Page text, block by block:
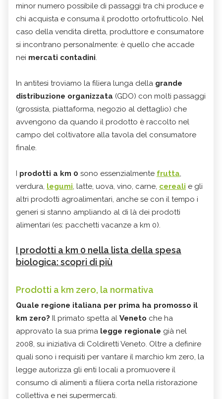
minor numero possibile di passaggi tra chi produce e
chi acquista e consuma il prodotto ortofrutticolo. Nel
caso della vendita diretta, produttore e consumatore
si incontrano personalmente: è quello che accade
nei mercati contadini.
In antitesi troviamo la filiera lunga della grande
distribuzione organizzata (GDO) con molti passaggi
(grossista, piattaforma, negozio al dettaglio) che
avvengono da quando il prodotto è raccolto nel
campo del coltivatore alla tavola del consumatore
finale.
I prodotti a km 0 sono essenzialmente frutta,
verdura, legumi, latte, uova, vino, carne, cereali e gli
altri prodotti agroalimentari, anche se con il tempo i
generi si stanno ampliando al di là dei prodotti
alimentari (es: pacchetti vacanze a km 0).
I prodotti a km 0 nella lista della spesa
biologica: scopri di più
Prodotti a km zero, la normativa
Quale regione italiana per prima ha promosso il
km zero? Il primato spetta al Veneto che ha
approvato la sua prima legge regionale già nel
2008, su iniziativa di Coldiretti Veneto. Oltre a definire
quali sono i requisiti per vantare il marchio km zero, la
legge autorizza gli enti locali a promuovere il
consumo di alimenti a filiera corta nella ristorazione
collettiva e nei supermercati.